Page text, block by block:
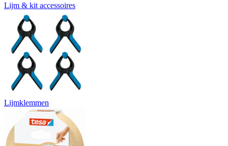
Lijm & kit accessoires
Lijmklemmen